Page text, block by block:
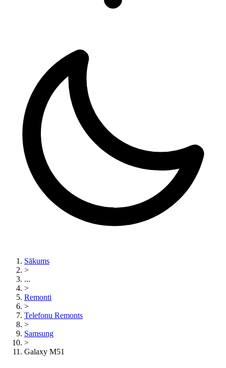
Sākums
>
...
>
Remonti
>
Telefonu Remonts
>
Samsung
>
Galaxy M51